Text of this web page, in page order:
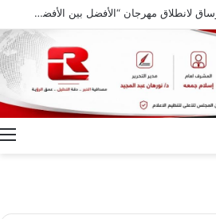
الاستعدادات على قدم وساق لانطلاق مهرجان “الأفضل بين الأفضل” في دورته الخامسة